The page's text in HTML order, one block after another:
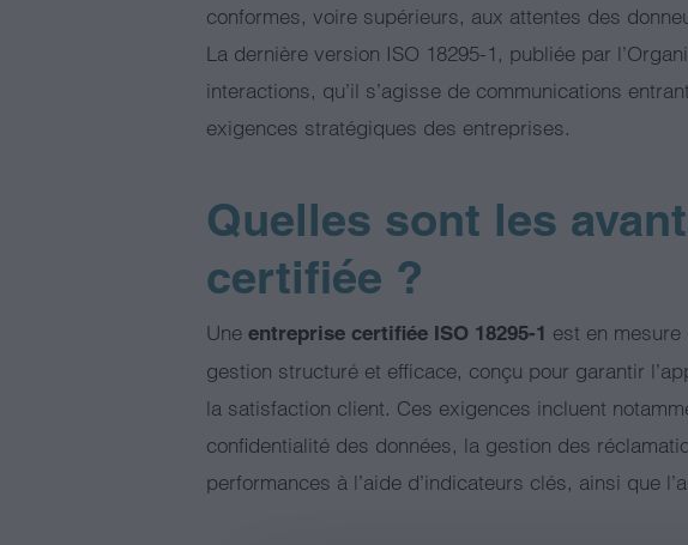
conformes, voire supérieurs, aux attentes des
La dernière version ISO 18295-1, publiée par
interactions, qu’il s’agisse de communications
exigences stratégiques des entreprises.
Quelles sont les
certifiée ?
Uneentreprise certifiée ISO 18295-1 est en
gestion structuré et efficace, conçu pour garantir
la satisfaction client. Ces exigences incluent
confidentialité des données, la gestion des
performances à l’aide d’indicateurs clés, ainsi que